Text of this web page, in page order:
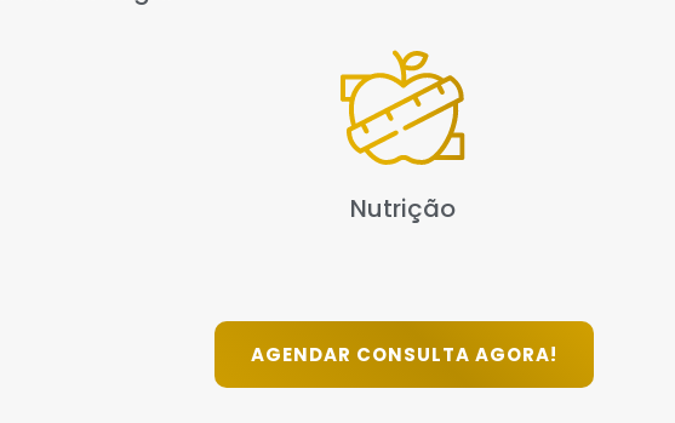
Nutrição
AGENDAR CONSULTA AGORA!